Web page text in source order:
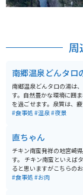
周
南郷温泉どんタロ
南郷温泉どんタロの湯は
す。自然豊かな環境に囲
を過ごせます。泉質は、
れるアルカリ性単純温泉
料理を堪能できる食事処
楽しめます。バイクで訪
トや歴史ある名所を巡る
最適です。駐車スペース
ーにも安心。
#食事処 #温泉#夜景
直ちゃん
チキン南蛮発祥の地宮崎
す。 チキン南蛮といえば
ると思いますがこちらの
い元祖チキン南蛮のお店
#食事処 #お肉